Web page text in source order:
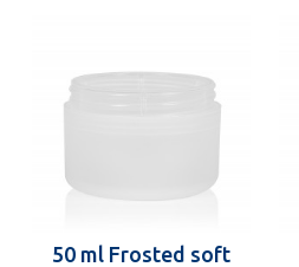
50 ml Frosted soft